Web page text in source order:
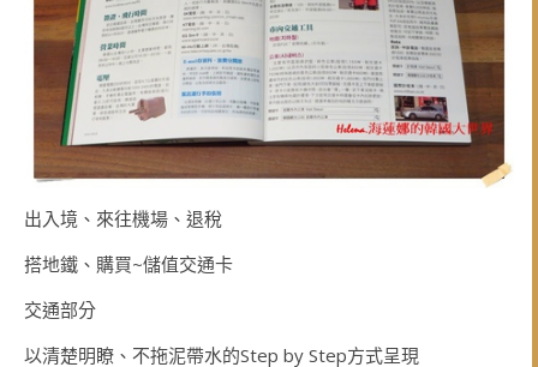
出入境、來往機場、退稅
搭地鐵、購買~儲值交通卡
交通部分
以清楚明瞭、不拖泥帶水的Step by Step方式呈現